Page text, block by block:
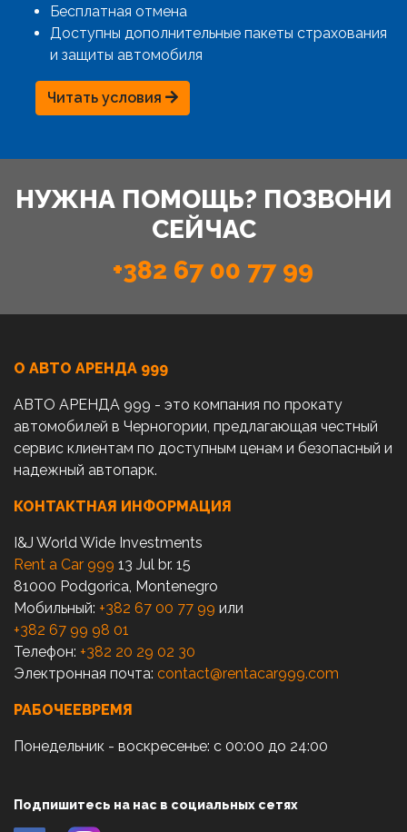
Бесплатная отмена
Доступны дополнительные пакеты страхования
и защиты автомобиля
Читать условия
НУЖНА ПОМОЩЬ? ПОЗВОНИ
СЕЙЧАС
+382 67 00 77 99
О АВТО AРЕНДА 999
АВТО АРЕНДА 999 - это компания по прокату
автомобилей в Черногории, предлагающая честный
сервис клиентам по доступным ценам и безопасный и
надежный автопарк.
КОНТАКТНАЯ ИНФОРМАЦИЯ
I&J World Wide Investments
Rent a Car 999 13 Jul br. 15
81000 Podgorica, Montenegro
Мобильный: +382 67 00 77 99 или
+382 67 99 98 01
Телефон: +382 20 29 02 30
Электронная почта: contact@rentacar999.com
РАБОЧЕЕВРЕМЯ
Понедельник - воскресенье: с 00:00 до 24:00
Подпишитесь на нас в социальных сетях